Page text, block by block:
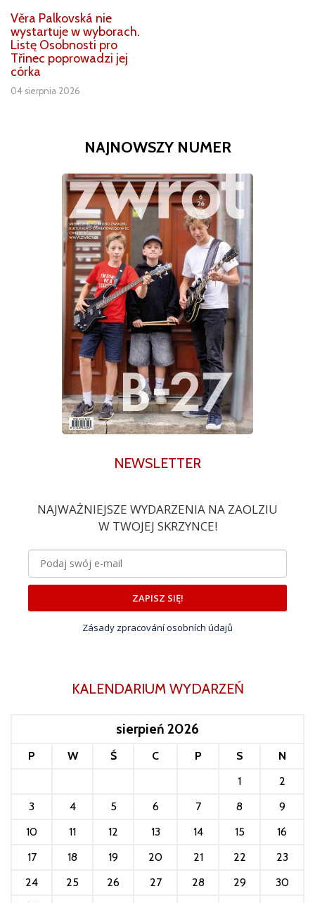
Věra Palkovská nie
wystartuje w wyborach.
Listę Osobnosti pro
Třinec poprowadzi jej
córka
04 sierpnia 2026
NAJNOWSZY NUMER
NEWSLETTER
NAJWAŻNIEJSZE WYDARZENIA NA ZAOLZIU
W TWOJEJ SKRZYNCE!
ZAPISZ SIĘ!
Zásady zpracování osobních údajů
KALENDARIUM WYDARZEŃ
sierpień 2026
P W Ś C P S
N
1
2
3
4 5 6 7 8
9
10
11 12 13 14 15
16
17
18 19 20 21 22
23
24
25 26 27 28 29
30